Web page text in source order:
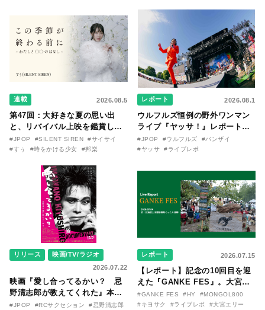
連載 2026.08.5
第47回：大好きな夏の思い出
と、リバイバル上映を鑑賞した
『時をかける少女』のおはなし
〜SILENT SIREN・すぅ『この
〇のはなし〜』
#JPOP #SILENT SIREN
#サイサイ
#すぅ
#時をかける少女 #邦楽
レポート 2026.08.1
ウルフルズ恒例の野外ワンマン
ライブ『ヤッサ！』レポート！
リリースから30年を迎えたアル
バム『バンザイ』完全再現に、
た日。
#JPOP #ウルフルズ
#バンザイ
#ヤッサ
#ライブレポ
リリース
映画/TV/ラジオ
2026.07.22
映画『愛し合ってるかい？ 忌
野清志郎が教えてくれた』本予
告映像とキービジュアルがつい
#JPOP #RCサクセション
#忌野清志郎
レポート 2026.07.15
【レポート】記念の10回目を迎
えた『GANKE FES』。大宮エ
リー作『アイヌの神々の崖』を
前に、キヨサク
#GANKE FES #HY
#MONGOL800
#キヨサク
#ライブレポ #大宮エリー